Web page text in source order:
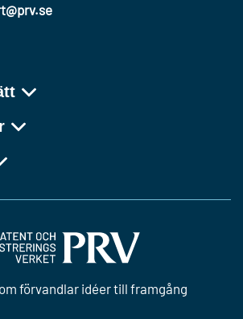
förvandlar idéer till framgång